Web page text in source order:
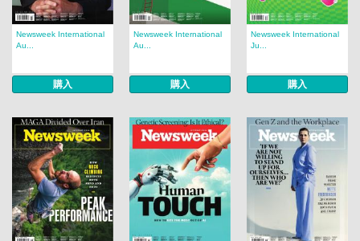
Newsweek International
Au...
購入
Newsweek International
Au...
購入
Newsweek International
Ju...
購入